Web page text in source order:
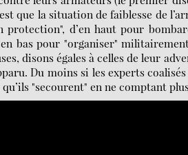
que la situation de faiblesse de
protection", d’en haut pour
bas pour "organiser"
disons égales à celles de leur
Du moins si les experts
"secourent" en ne comptant